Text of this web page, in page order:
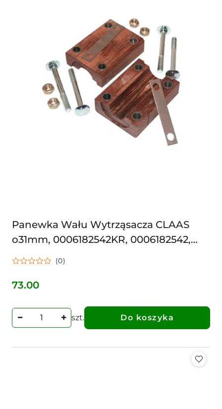
Panewka Wału Wytrząsacza CLAAS
o31mm, 0006182542KR, 0006182542,
6182542,
(0)
Cena:
73.00
szt. Do koszyka